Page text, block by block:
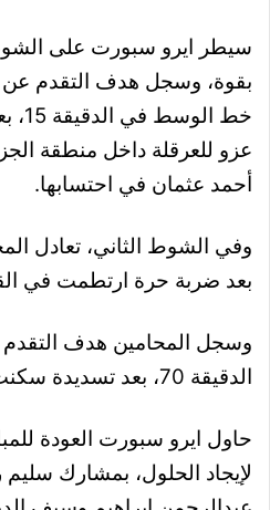
سيطر ايرو سبورت على الشوط
بقوة، وسجل هدف التقدم
خط
عزو للعرقلة داخل منطقة
أحمد عثمان في احتسابها.
بعد ضربة حرة ارتطمت في
وسجل المحامين هدف
الدقيقة 70، بعد تسديدة سكنت الشباك.
حاول ايرو سبورت العودة
لإيجاد الحلول، بمشارك